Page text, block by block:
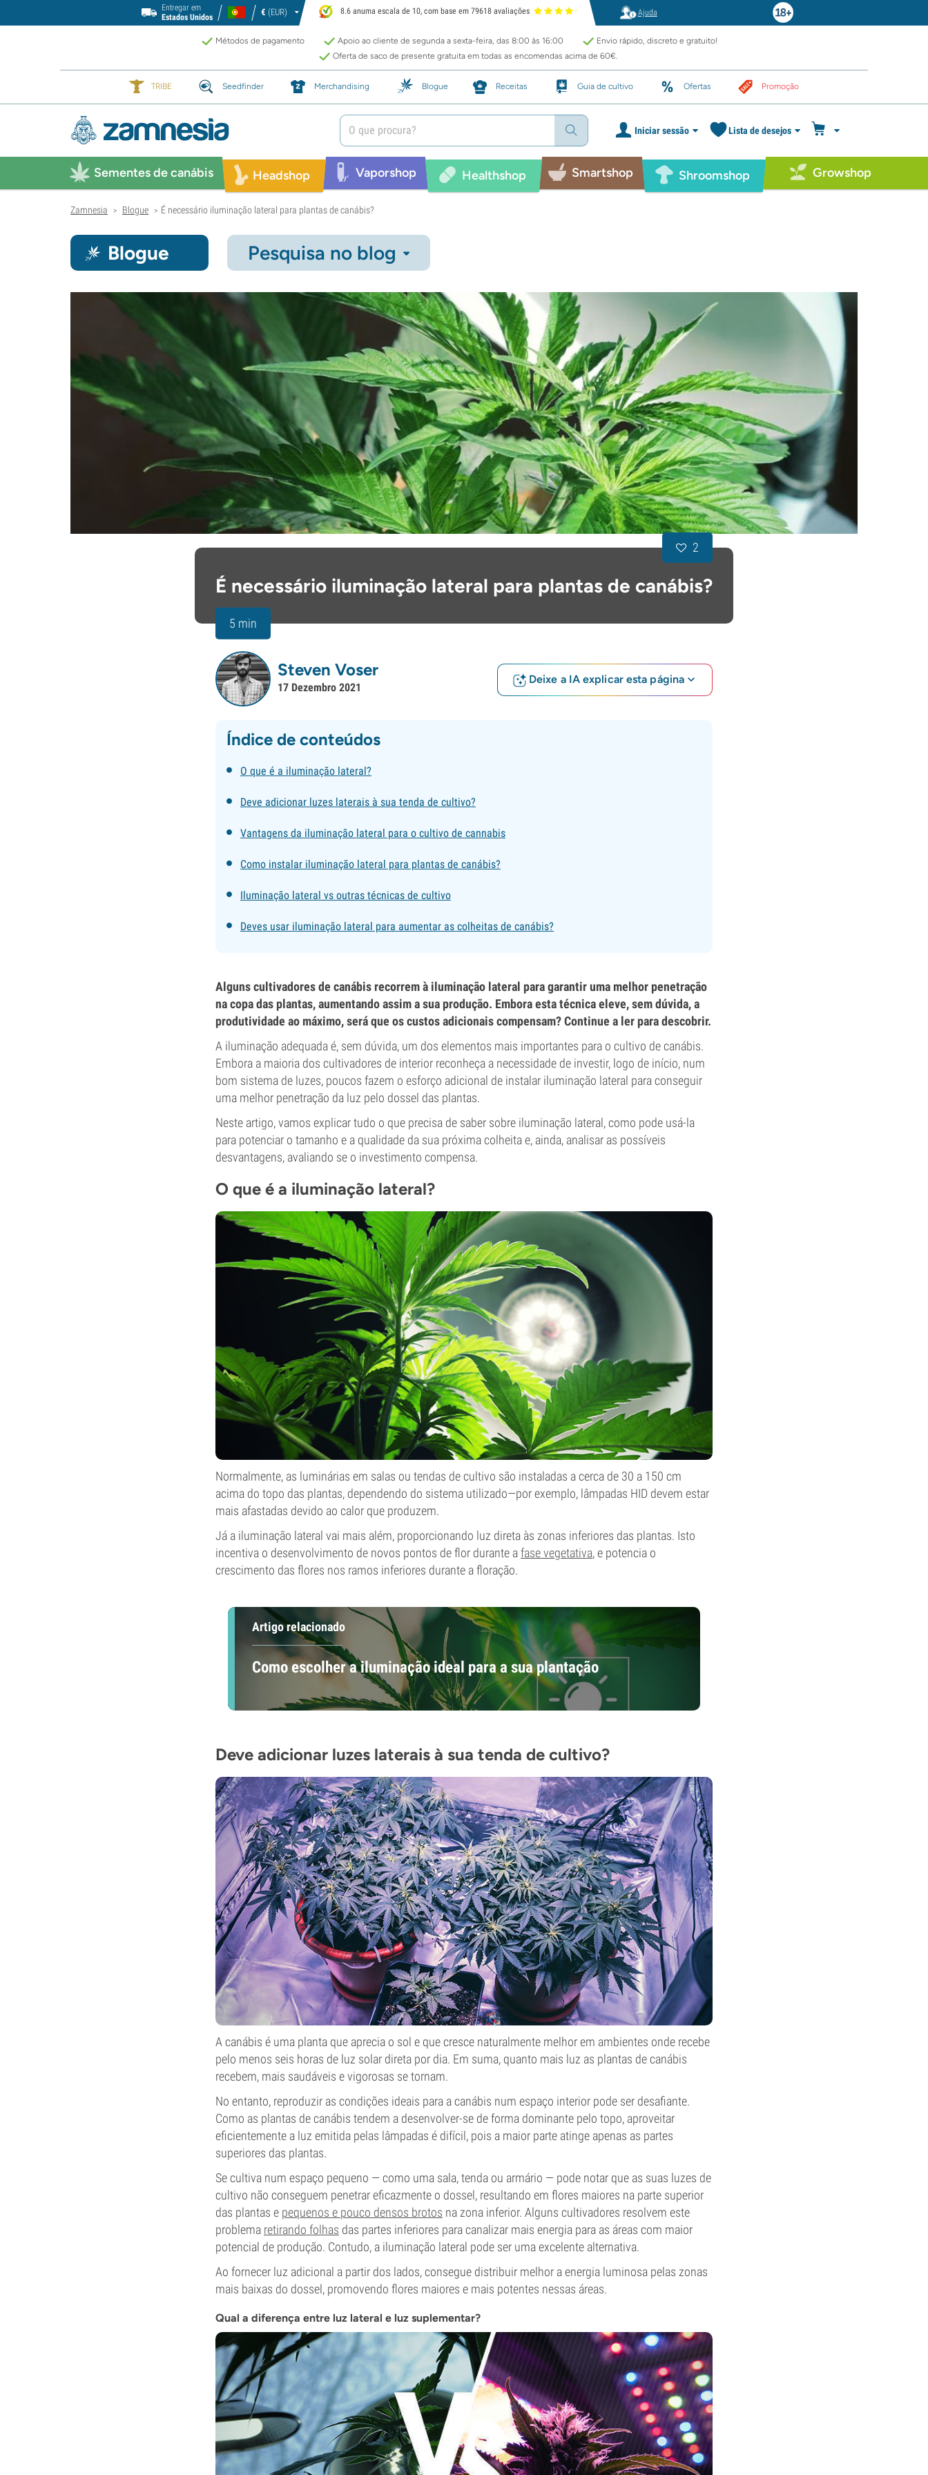
Entregar em
Estados Unidos
€ (EUR) 8.6 anuma escala de 10, com base em 79618 avaliações Ajuda
Métodos de pagamento Apoio ao cliente de segunda a sexta-feira, das 8:00 às 16:00
Envio rápido, discreto e gratuito!
Oferta de saco de presente gratuita em todas as encomendas acima de 60€.
TRIBE Seedfinder Merchandising Blogue Receitas Guia de cultivo Ofertas Promoção
Iniciar sessão Lista de desejos
Sementes de canábis Headshop Vaporshop Healthshop Smartshop Shroomshop Growshop
Zamnesia > Blogue > É necessário iluminação lateral para plantas de canábis?
Blogue Pesquisa no blog
É necessário iluminação lateral para plantas de canábis?
5 min
2
Steven Voser
17 Dezembro 2021
Deixe a IA explicar esta página
Índice de conteúdos
O que é a iluminação lateral?
Deve adicionar luzes laterais à sua tenda de cultivo?
Vantagens da iluminação lateral para o cultivo de cannabis
Como instalar iluminação lateral para plantas de canábis?
Iluminação lateral vs outras técnicas de cultivo
Deves usar iluminação lateral para aumentar as colheitas de canábis?
Alguns cultivadores de canábis recorrem à iluminação lateral para garantir uma melhor penetração
na copa das plantas, aumentando assim a sua produção. Embora esta técnica eleve, sem dúvida, a
produtividade ao máximo, será que os custos adicionais compensam? Continue a ler para descobrir.
A iluminação adequada é, sem dúvida, um dos elementos mais importantes para o cultivo de canábis.
Embora a maioria dos cultivadores de interior reconheça a necessidade de investir, logo de início, num
bom sistema de luzes, poucos fazem o esforço adicional de instalar iluminação lateral para conseguir
uma melhor penetração da luz pelo dossel das plantas.
Neste artigo, vamos explicar tudo o que precisa de saber sobre iluminação lateral, como pode usá-la
para potenciar o tamanho e a qualidade da sua próxima colheita e, ainda, analisar as possíveis
desvantagens, avaliando se o investimento compensa.
O que é a iluminação lateral?
Normalmente, as luminárias em salas ou tendas de cultivo são instaladas a cerca de 30 a 150 cm
acima do topo das plantas, dependendo do sistema utilizado—por exemplo, lâmpadas HID devem estar
mais afastadas devido ao calor que produzem.
Já a iluminação lateral vai mais além, proporcionando luz direta às zonas inferiores das plantas. Isto
incentiva o desenvolvimento de novos pontos de flor durante afase vegetativa, e potencia o
crescimento das flores nos ramos inferiores durante a floração.
Artigo relacionado
Como escolher a iluminação ideal para a sua plantação
Deve adicionar luzes laterais à sua tenda de cultivo?
A canábis é uma planta que aprecia o sol e que cresce naturalmente melhor em ambientes onde recebe
pelo menos seis horas de luz solar direta por dia. Em suma, quanto mais luz as plantas de canábis
recebem, mais saudáveis e vigorosas se tornam.
No entanto, reproduzir as condições ideais para a canábis num espaço interior pode ser desafiante.
Como as plantas de canábis tendem a desenvolver-se de forma dominante pelo topo, aproveitar
eficientemente a luz emitida pelas lâmpadas é difícil, pois a maior parte atinge apenas as partes
superiores das plantas.
Se cultiva num espaço pequeno — como uma sala, tenda ou armário — pode notar que as suas luzes de
cultivo não conseguem penetrar eficazmente o dossel, resultando em flores maiores na parte superior
das plantas e pequenos e pouco densos brotos na zona inferior. Alguns cultivadores resolvem este
problema retirando folhas das partes inferiores para canalizar mais energia para as áreas com maior
potencial de produção. Contudo, a iluminação lateral pode ser uma excelente alternativa.
Ao fornecer luz adicional a partir dos lados, consegue distribuir melhor a energia luminosa pelas zonas
mais baixas do dossel, promovendo flores maiores e mais potentes nessas áreas.
Qual a diferença entre luz lateral e luz suplementar?